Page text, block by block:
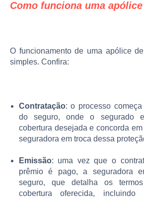
Como funciona uma
O funcionamento de uma apólice
simples. Confira:
Contratação: o processo
do seguro, onde o segurado
cobertura desejada e concorda
seguradora em troca dessa
Emissão: uma vez que o
prêmio é pago, a seguradora
seguro, que detalha os
cobertura oferecida, incluindo